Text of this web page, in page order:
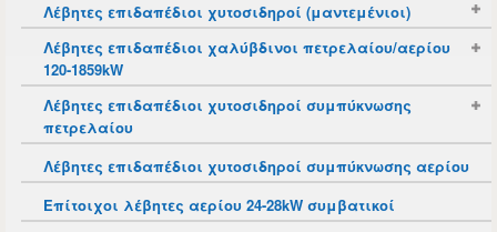
Λέβητες επιδαπέδιοι χυτοσιδηροί (μαντεμένιοι)
Λέβητες επιδαπέδιοι χαλύβδινοι πετρελαίου/αερίου
120-1859kW
Λέβητες επιδαπέδιοι χυτοσιδηροί συμπύκνωσης
πετρελαίου
Λέβητες επιδαπέδιοι χυτοσιδηροί συμπύκνωσης αερίου
Επίτοιχοι λέβητες αερίου 24-28kW συμβατικοί